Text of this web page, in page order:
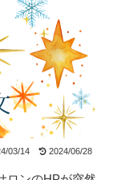
03/14 2024/06/28